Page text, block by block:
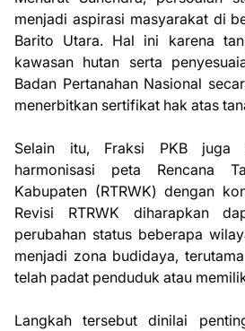
menjadi aspirasi masyarakat di
Barito Utara. Hal ini karena
kawasan hutan serta
Badan Pertanahan Nasional
menerbitkan sertifikat hak atas
Selain itu, Fraksi PKB juga
harmonisasi peta Rencana
Kabupaten (RTRWK) dengan
Revisi RTRWK diharapkan
perubahan status beberapa
menjadi zona budidaya,
telah padat penduduk atau
Langkah tersebut dinilai